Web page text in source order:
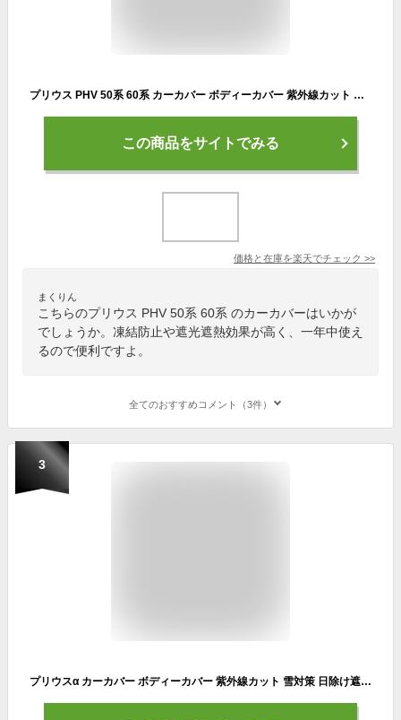
プリウス PHV 50系 60系 カーカバー ボディーカバー 紫外線カット 雪対策 日除け遮光 遮光遮熱 凍結防止 PM2.5 花粉 新車 旧車 車中泊 車旅 日除け 簡単取付 四季対応【送料無料】
この商品をサイトでみる
価格と在庫を楽天でチェック >>
まくりん
こちらのプリウス PHV 50系 60系 のカーカバーはいかが
でしょうか。凍結防止や遮光遮熱効果が高く、一年中使え
るので便利ですよ。
全てのおすすめコメント（3件）
3
プリウスα カーカバー ボディーカバー 紫外線カット 雪対策 日除け遮光 遮光遮熱 凍結防止 PM2.5 花粉 新車 旧車 車中泊 車旅 日除け 簡単取付 四季対応【送料無料】